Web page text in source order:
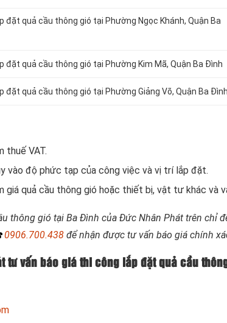
đặt quả cầu thông gió tại Phường Ngọc Khánh, Quận Ba
đặt quả cầu thông gió tại Phường Kim Mã, Quận Ba Đình
đặt quả cầu thông gió tại Phường Giảng Võ, Quận Ba Đình
thuế VAT.
vào độ phức tạp của công việc và vị trí lắp đặt.
giá quả cầu thông gió hoặc thiết bị, vật tư khác và
thông gió tại Ba Đình của Đức Nhân Phát trên chỉ
0906.700.438 để nhận được tư vấn báo giá chính
tư vấn báo giá thi công lắp đặt quả cầu